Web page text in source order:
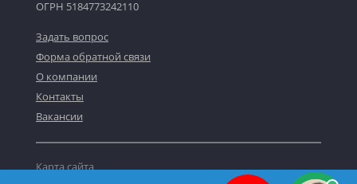
ОГРН 5184773242110
Задать вопрос
Форма обратной связи
О компании
Контакты
Вакансии
Карта сайта